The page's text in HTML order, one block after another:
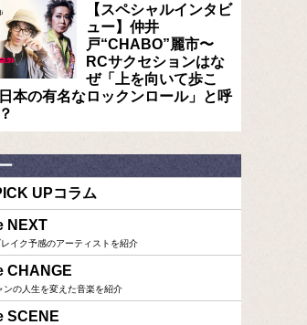
【スペシャルインタビ
ュー】仲井
戸“CHABO”麗市〜
RCサクセションはな
ぜ「上を向いて歩こ
本の有名なロックンロール」と呼
UPコラム
NEXT
イク予感のアーティストを紹介
CHANGE
ンの人生を変えた音楽を紹介
SCENE